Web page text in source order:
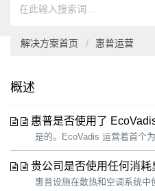
解决方案首页 惠普运营
概述
惠普是否使用了
贵公司是否使用任何消耗